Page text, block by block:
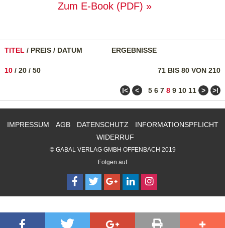
Zum E-Book (PDF)
TITEL / PREIS / DATUM ERGEBNISSE
71 BIS 80 VON 210
10 / 20 / 50
ǀ< < 5 6 7 8 9 10 11 > >ǀ
IMPRESSUM AGB DATENSCHUTZ
INFORMATIONSPFLICHT
WIDERRUF
© GABAL VERLAG GMBH OFFENBACH 2019
Folgen auf